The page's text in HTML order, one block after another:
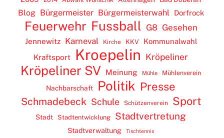
Blog Bürgermeister Bürgermeisterwahl Dorfrock
Feuerwehr Fussball G8 Gesehen
Jennewitz Karneval Kirche KKV
Kommunalwahl
Kraftsport
Kroepelin Kröpeliner
Kröpeliner SV Meinung Mühle Mühlenverein
Nachbarschaft Politik Presse
Schmadebeck Schule Schützenverein Sport
Stadt Stadtentwicklung Stadtvertretung
Stadtverwaltung Tischtennis